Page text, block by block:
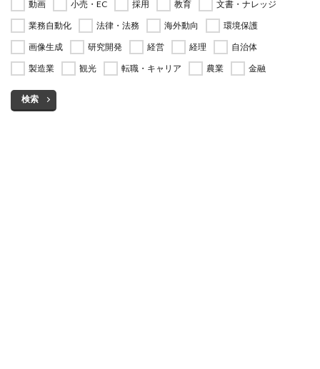
動画 小売・EC 採用 教育
文書・ナレッジ
業務自動化
法律・法務 海外動向
環境保護
画像生成
研究開発 経営 経理
自治体
製造業
観光 転職・キャリア 農業 金融
検索